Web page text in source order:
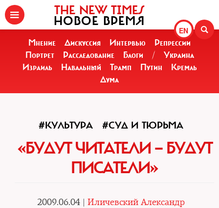
EN
THE NEW TIMES
НОВОЕ ВРЕМЯ
Мнение Дискуссия Интервью
Репрессии
Портрет
Расследование Блоги /
Украина
Израиль
Навальный Трамп Путин
Кремль
Дума
#КУЛЬТУРА #СУД И ТЮРЬМА
«БУДУТ ЧИТАТЕЛИ — БУДУТ
ПИСАТЕЛИ»
2009.06.04 | Иличевский Александр